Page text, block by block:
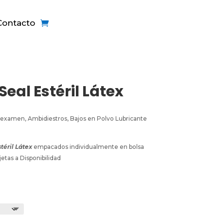
Estéril Látex
Ambidiestros, Bajos en Polvo Lubricante
Látexempacados individualmente en bolsa
a Disponibilidad